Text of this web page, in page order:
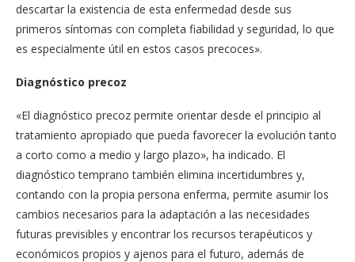
descartar la existencia de esta enfermedad desde sus
primeros síntomas con completa fiabilidad y seguridad, lo que
es especialmente útil en estos casos precoces».
Diagnóstico precoz
«El diagnóstico precoz permite orientar desde el principio al
tratamiento apropiado que pueda favorecer la evolución tanto
a corto como a medio y largo plazo», ha indicado. El
diagnóstico temprano también elimina incertidumbres y,
contando con la propia persona enferma, permite asumir los
cambios necesarios para la adaptación a las necesidades
futuras previsibles y encontrar los recursos terapéuticos y
económicos propios y ajenos para el futuro, además de